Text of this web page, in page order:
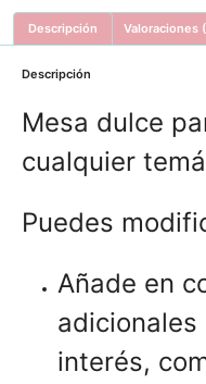
Descripción Valoraciones
Descripción
Mesa dulce
cualquier
Puedes
Añade en
interés,